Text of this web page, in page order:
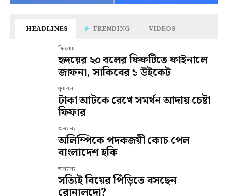
HEADLINES TRENDING VIDEOS
ক্রিকেট
হৃদয়ের ২০ বলের ফিফটিতে ফাইনালে
জাফনা, সাকিবের ১ উইকেট
ফুটবল
টাকা আটকে রেখে সমর্থন আদায় চেষ্টা
ফিফার
অন্যান্য
অলিম্পিকে পদকজয়ী কোচ পেল
বাংলাদেশ হকি
অন্যান্য
সত্যিই বিয়ের পিঁড়িতে বসছেন
রোনালদো?